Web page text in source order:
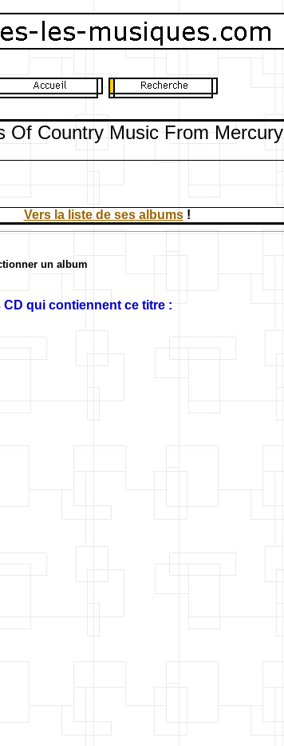
Of Country Music From Mercury
Vers la liste de ses albums!
un album
qui contiennent ce titre :